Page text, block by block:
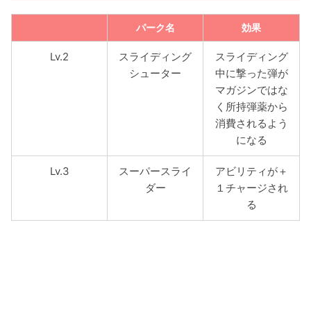
パーク名 効果
Lv.2
スライディング
シューター
スライディング
中に撃った弾が
マガジンではな
く所持弾薬から
消費されるよう
になる
Lv.3
スーパースライ
ダー
アビリティが＋
１チャージされ
る